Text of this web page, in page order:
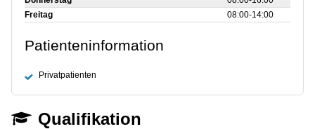
Freitag
08:00‑14:00
Patienteninformation
Privatpatienten
Qualifikation